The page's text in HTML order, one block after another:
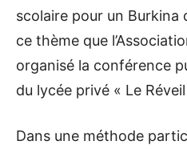
scolaire pour un Burkina
ce thème que
organisé la conférence
du lycée privé « Le
Dans une méthode